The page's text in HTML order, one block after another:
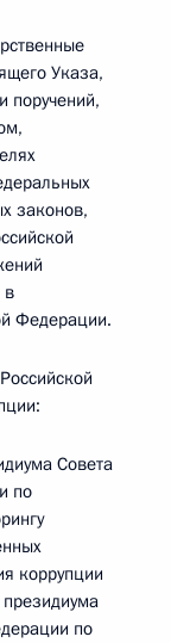
Указа,
поручений,
законов,
в
Федерации.
Совета
по
коррупции
по